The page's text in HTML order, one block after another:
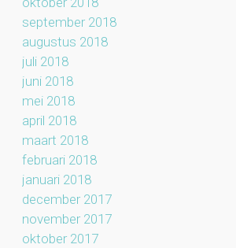
september 2018
augustus 2018
juli 2018
juni 2018
mei 2018
april 2018
maart 2018
februari 2018
januari 2018
december 2017
november 2017
oktober 2017